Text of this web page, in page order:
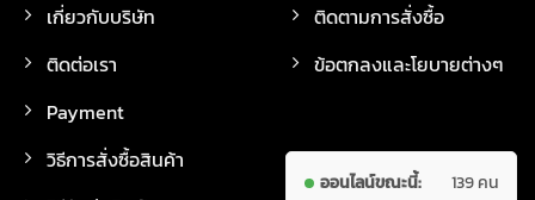
เกี่ยวกับบริษัท
ติดต่อเรา
Payment
วิธีการสั่งซื้อสินค้า
ติดตามการสั่งซื้อ
ข้อตกลงและโยบายต่างๆ
ออนไลน์ขณะนี้:
139 คน